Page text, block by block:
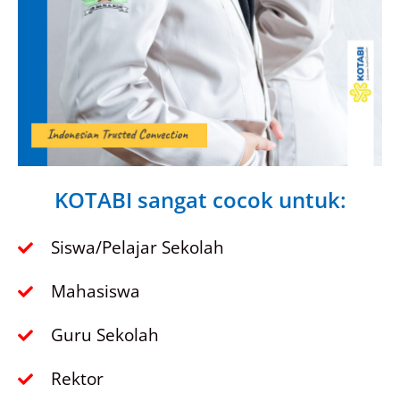
KOTABI sangat cocok untuk:
Siswa/Pelajar Sekolah
Mahasiswa
Guru Sekolah
Rektor